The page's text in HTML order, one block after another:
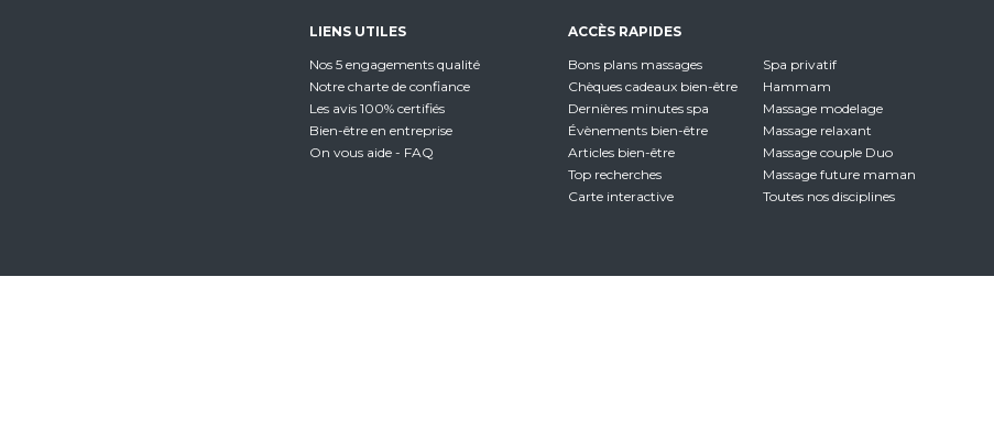
LIENS UTILES
Nos 5 engagements qualité
Notre charte de confiance
Les avis 100% certifiés
Bien-être en entreprise
On vous aide - FAQ
ACCÈS RAPIDES
Bons plans massages
Chèques cadeaux bien-être
Dernières minutes spa
Évènements bien-être
Articles bien-être
Top recherches
Carte interactive
Spa privatif
Hammam
Massage modelage
Massage relaxant
Massage couple Duo
Massage future maman
Toutes nos disciplines